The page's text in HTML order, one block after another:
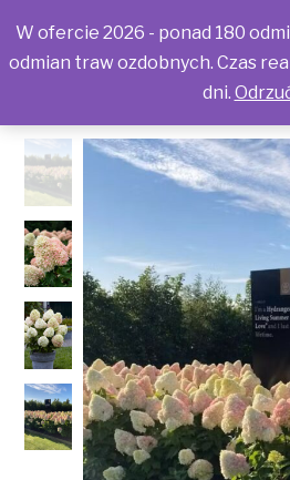
W ofercie 2026 - ponad 180
odmian traw ozdobnych. Czas
dni.